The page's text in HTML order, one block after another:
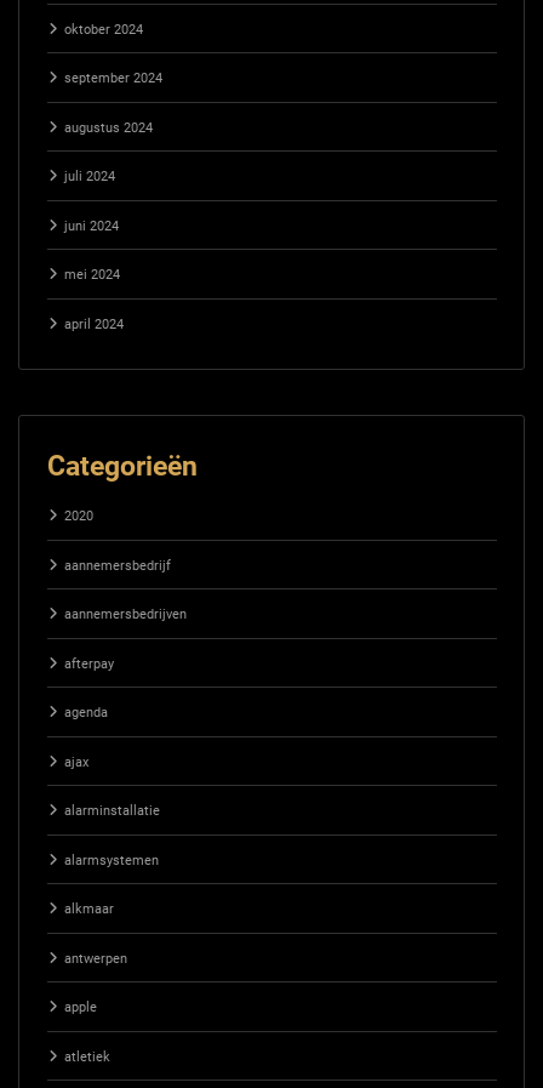
oktober 2024
september 2024
augustus 2024
juli 2024
juni 2024
mei 2024
april 2024
Categorieën
2020
aannemersbedrijf
aannemersbedrijven
afterpay
agenda
ajax
alarminstallatie
alarmsystemen
alkmaar
antwerpen
apple
atletiek